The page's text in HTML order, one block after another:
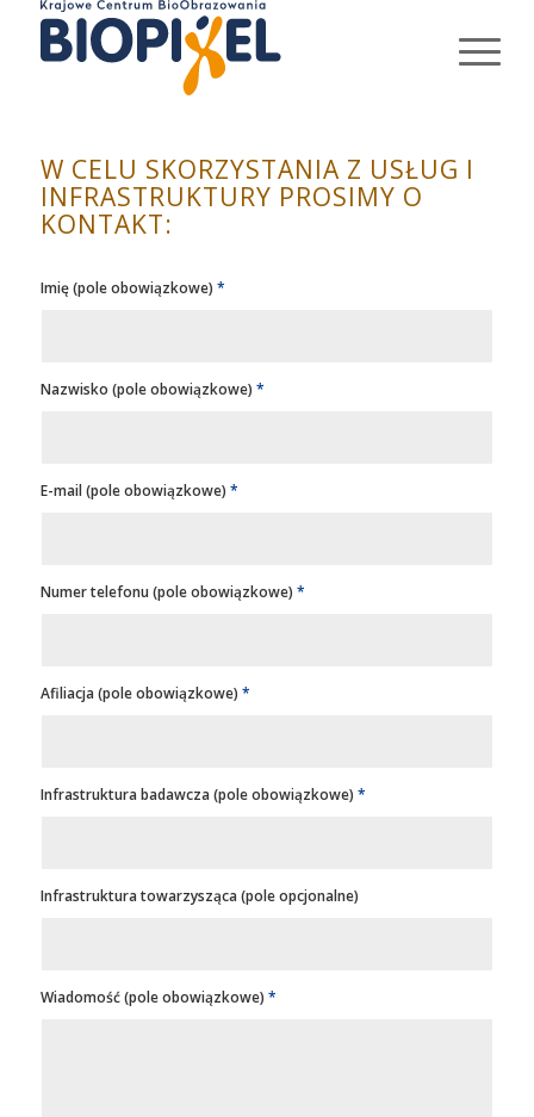
W CELU SKORZYSTANIA Z USŁUG I
INFRASTRUKTURY PROSIMY O
KONTAKT:
Imię (pole obowiązkowe) *
Nazwisko (pole obowiązkowe) *
E-mail (pole obowiązkowe) *
Numer telefonu (pole obowiązkowe) *
Afiliacja (pole obowiązkowe) *
Infrastruktura badawcza (pole obowiązkowe) *
Infrastruktura towarzysząca (pole opcjonalne)
Wiadomość (pole obowiązkowe) *